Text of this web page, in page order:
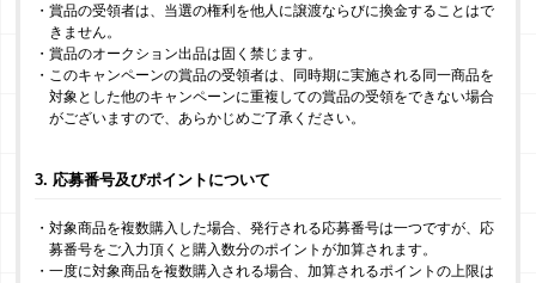
・賞品の受領者は、当選の権利を他人に譲渡ならびに換金することはで
きません。
・賞品のオークション出品は固く禁じます。
・このキャンペーンの賞品の受領者は、同時期に実施される同一商品を
対象とした他のキャンペーンに重複しての賞品の受領をできない場合
がございますので、あらかじめご了承ください。
3. 応募番号及びポイントについて
・対象商品を複数購入した場合、発行される応募番号は一つですが、応
募番号をご入力頂くと購入数分のポイントが加算されます。
・一度に対象商品を複数購入される場合、加算されるポイントの上限は